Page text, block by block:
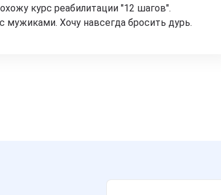
курс реабилитации "12 шагов".
мужиками. Хочу навсегда бросить дурь.